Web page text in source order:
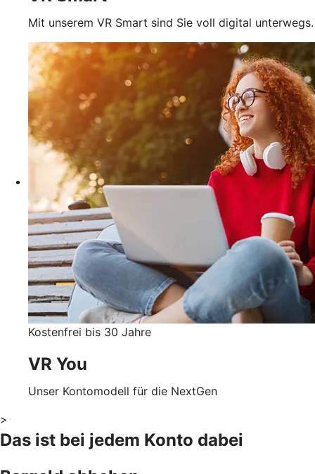
Mit unserem VR Smart sind Sie voll digital unterwegs.
Kostenfrei bis 30 Jahre
VR You
Unser Kontomodell für die NextGen
>
Das ist bei jedem Konto dabei